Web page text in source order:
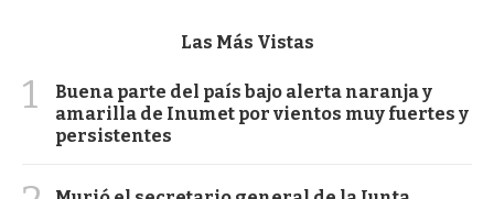
Las Más Vistas
1
Buena parte del país bajo alerta naranja y
amarilla de Inumet por vientos muy fuertes y
persistentes